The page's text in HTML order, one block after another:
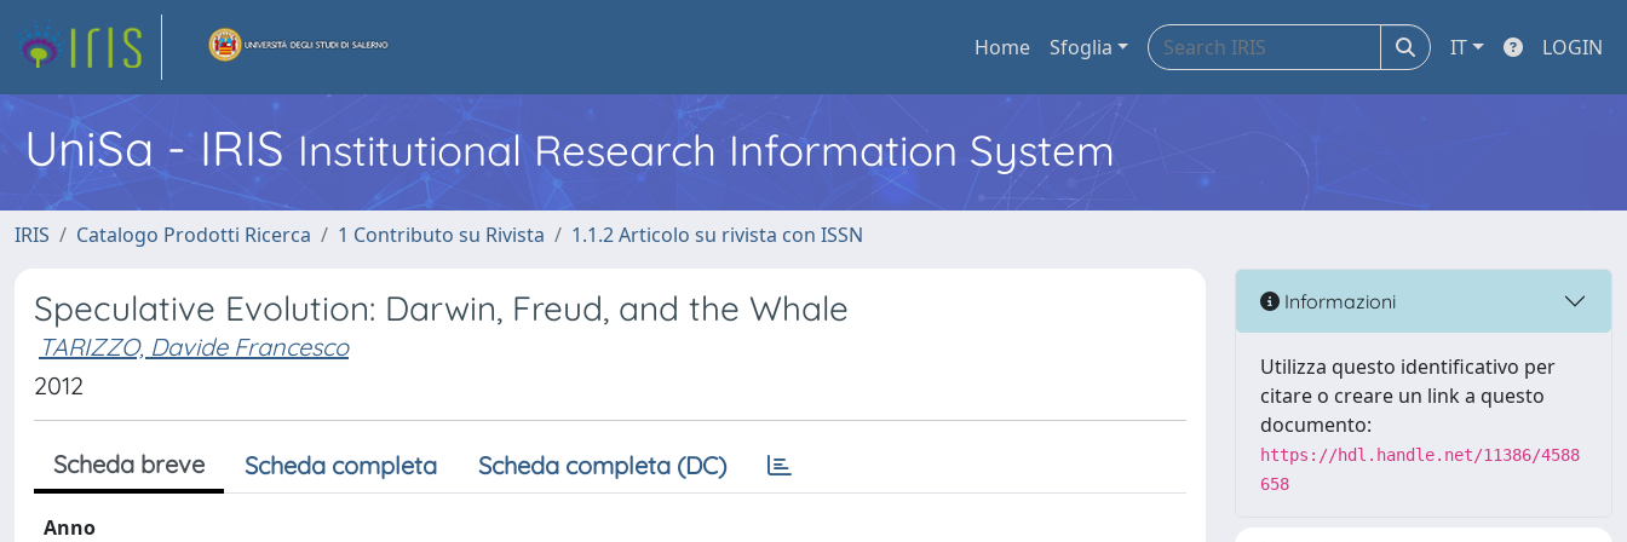
Home Sfoglia IT LOGIN
UniSa - IRIS Institutional Research Information System
IRIS Catalogo Prodotti Ricerca 1 Contributo su Rivista 1.1.2 Articolo su rivista con ISSN
Speculative Evolution: Darwin, Freud, and the Whale
TARIZZO, Davide Francesco
2012
Scheda breve Scheda completa Scheda completa (DC)
Anno
Informazioni
Utilizza questo identificativo per
citare o creare un link a questo
documento:
https://hdl.handle.net/11386/4588
658